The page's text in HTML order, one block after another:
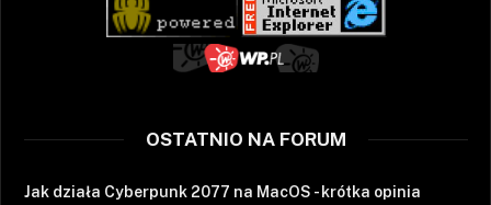
OSTATNIO NA FORUM
Jak działa Cyberpunk 2077 na MacOS - krótka opinia